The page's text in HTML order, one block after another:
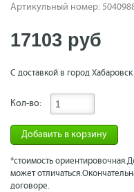
Артикульный номер:
17103 рyб
С доставкой в город
Кол-во:
Добавить в корзину
*стоимость
может
договоре.